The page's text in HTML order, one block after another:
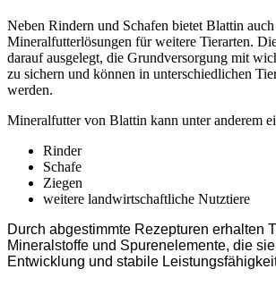
Neben Rindern und Schafen bietet Blattin auch
Mineralfutterlösungen für weitere Tierarten.
darauf ausgelegt, die Grundversorgung mit
zu sichern und können in unterschiedlichen
werden.
Mineralfutter von Blattin kann unter anderem
Rinder
Schafe
Ziegen
weitere landwirtschaftliche Nutztiere
Durch abgestimmte Rezepturen erhalten
Mineralstoffe und Spurenelemente, die
Entwicklung und stabile